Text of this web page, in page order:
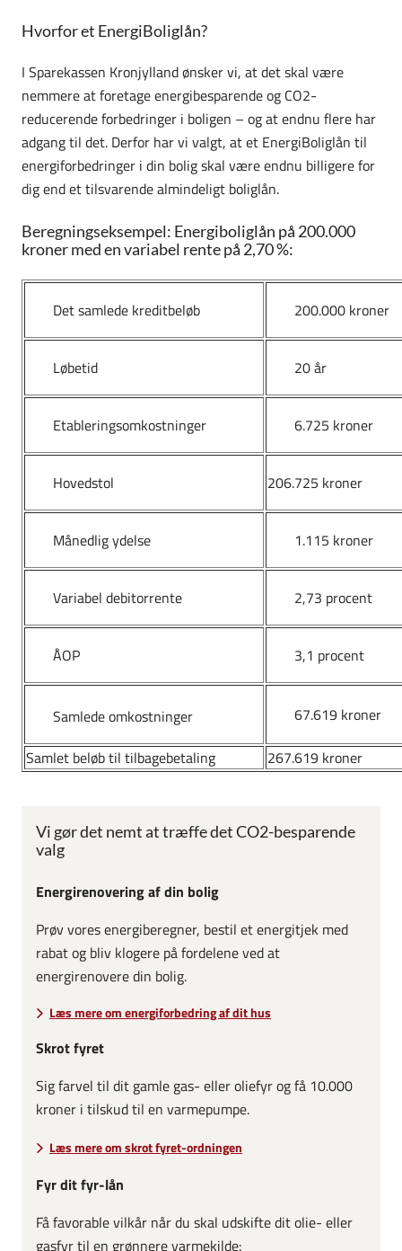
Hvorfor et EnergiBoliglån?
I Sparekassen Kronjylland ønsker vi, at det skal være
nemmere at foretage energibesparende og CO2-
reducerende forbedringer i boligen – og at endnu flere har
adgang til det. Derfor har vi valgt, at et EnergiBoliglån til
energiforbedringer i din bolig skal være endnu billigere for
dig end et tilsvarende almindeligt boliglån.
Beregningseksempel: Energiboliglån på 200.000
kroner med en variabel rente på 2,70 %:
Det samlede kreditbeløb 200.000 kroner
Løbetid 20 år
Etableringsomkostninger 6.725 kroner
Hovedstol 206.725 kroner
Månedlig ydelse 1.115 kroner
Variabel debitorrente 2,73 procent
ÅOP 3,1 procent
Samlede omkostninger
67.619 kroner
Samlet beløb til tilbagebetaling
267.619 kroner
Vi gør det nemt at træffe det CO2-besparende
valg
Energirenovering af din bolig
Prøv vores energiberegner, bestil et energitjek med
rabat og bliv klogere på fordelene ved at
energirenovere din bolig.
Læs mere om energiforbedring af dit hus
Skrot fyret
Sig farvel til dit gamle gas- eller oliefyr og få 10.000
kroner i tilskud til en varmepumpe.
Læs mere om skrot fyret-ordningen
Fyr dit fyr-lån
Få favorable vilkår når du skal udskifte dit olie- eller
gasfyr til en grønnere varmekilde: